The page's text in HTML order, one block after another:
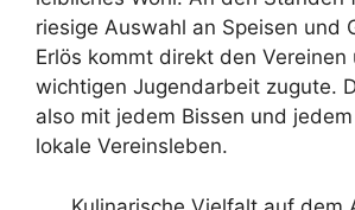
riesige Auswahl an Speisen und
Erlös kommt direkt den Vereinen
wichtigen Jugendarbeit zugute.
also mit jedem Bissen und
lokale Vereinsleben.